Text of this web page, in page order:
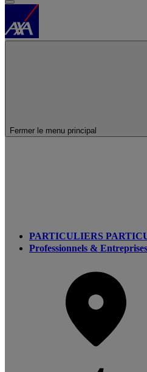
Fermer le menu principal
PARTICULIERS
Professionnels & Entreprises